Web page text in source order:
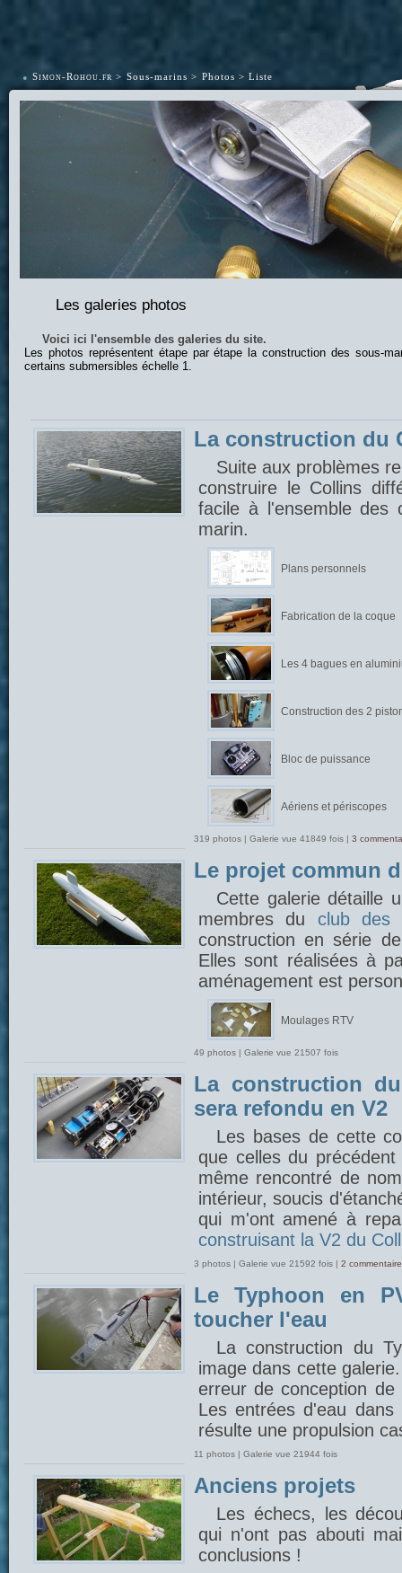
• Simon-Rohou.fr Sous-marins Photos Liste
Les galeries photos
Voici ici l'ensemble des galeries du site.
Les photos représentent étape par étape la construction des sous-
certains submersibles échelle 1.
La construction du
Suite aux problèmes
construire le Collins
facile à l'ensemble des
marin.
Plans personnels
Fabrication de la coque
Les 4 bagues en
Construction des 2
Bloc de puissance
Aériens et périscopes
319 photos | Galerie vue 41849 fois | 3
Le projet commun
Cette galerie détaille
membres du club des
construction en série
Elles sont réalisées à
aménagement est
Moulages RTV
49 photos | Galerie vue 21507 fois
La construction
sera refondu en V2
Les bases de cette
que celles du
même rencontré de
intérieur, soucis
qui m'ont amené à
construisant la V2 du
3 photos | Galerie vue 21592 fois | 2
Le Typhoon en
toucher l'eau
La construction du
image dans cette
erreur de conception
Les entrées d'eau
résulte une propulsion
11 photos | Galerie vue 21944 fois
Anciens projets
Les échecs, les
qui n'ont pas abouti
conclusions !